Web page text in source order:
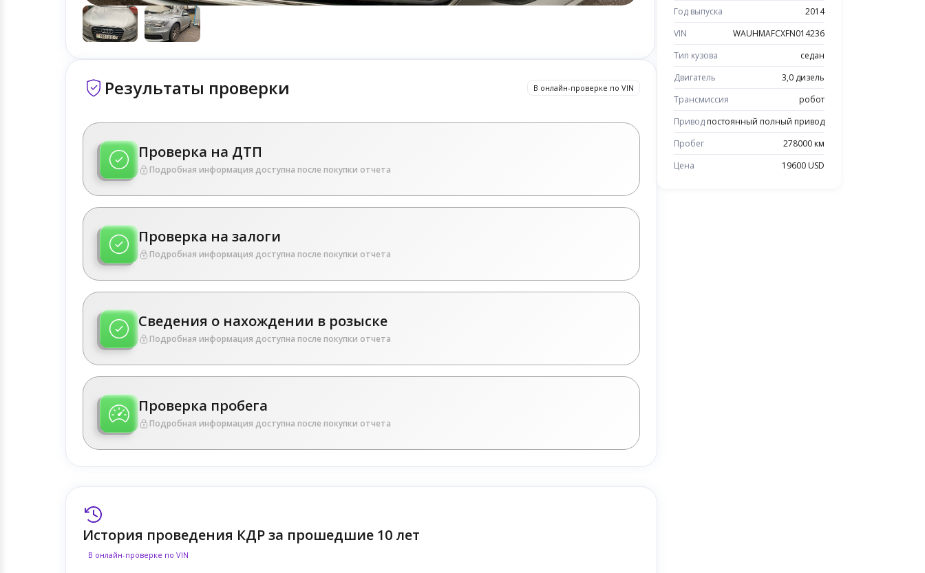
Результаты проверки В онлайн-проверке по VIN
Проверка на ДТП
Подробная информация доступна после покупки отчета
Проверка на залоги
Подробная информация доступна после покупки отчета
Сведения о нахождении в розыске
Подробная информация доступна после покупки отчета
Проверка пробега
Подробная информация доступна после покупки отчета
История проведения КДР за прошедшие 10 лет
В онлайн-проверке по VIN
Год выпуска
2014
VIN
WAUHMAFCXFN014236
Тип кузова
седан
Двигатель
3,0 дизель
Трансмиссия
робот
Привод постоянный полный привод
Пробег
278000 км
Цена
19600 USD